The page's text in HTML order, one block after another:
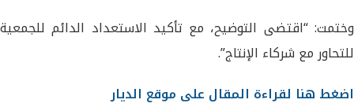
وختمت: “اقتضى التوضيح، مع تأكيد الاستعداد الدائم للجمعية
للتحاور مع شركاء الإنتاج”.
اضغط هنا لقراءة المقال على موقع الديار